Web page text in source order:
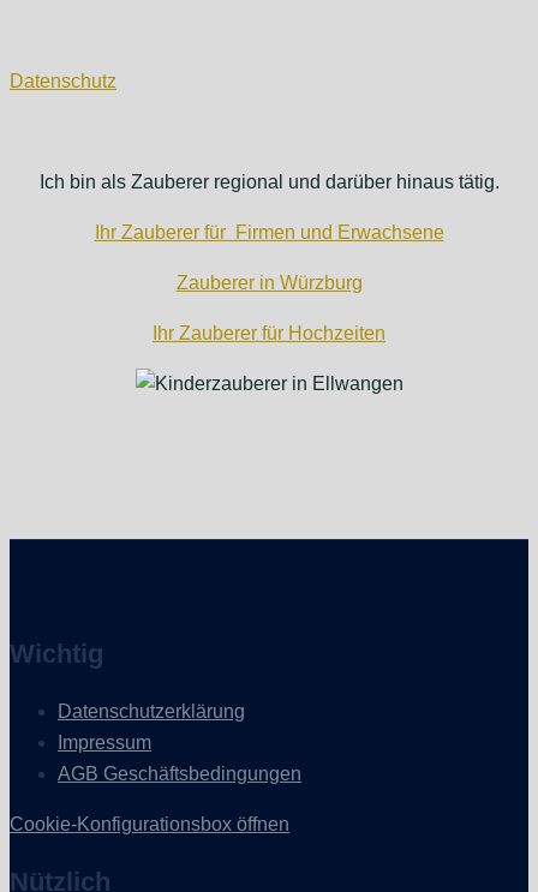
Datenschutz
Ich bin als Zauberer regional und darüber hinaus tätig.
Ihr Zauberer für Firmen und Erwachsene
Zauberer in Würzburg
Ihr Zauberer für Hochzeiten
Wichtig
Datenschutzerklärung
Impressum
AGB Geschäftsbedingungen
Cookie-Konfigurationsbox öffnen
Nützlich